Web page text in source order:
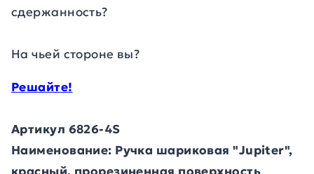
сдержанность?
На чьей стороне вы?
Решайте!
Артикул 6826-4S
Наименование: Ручка шариковая "Jupiter",